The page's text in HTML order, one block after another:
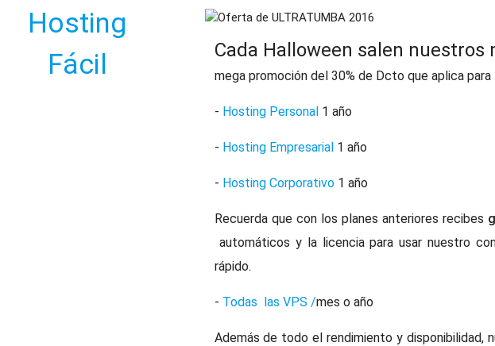
Cada Halloween salen
mega promoción del 30% de Dcto que aplica
- Hosting Personal1 año
- Hosting Empresarial1 año
- Hosting Corporativo 1 año
Recuerda que con los planes anteriores recibes
automáticos y la licencia para usar nuestro
rápido.
- Todas las VPS /mes o año
Además de todo el rendimiento y disponibilidad,